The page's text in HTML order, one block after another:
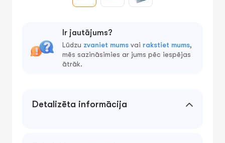
Ir jautājums?
Lūdzu zvaniet mums vai rakstiet mums,
mēs sazināsimies ar jums pēc iespējas
ātrāk.
Detalizēta informācija